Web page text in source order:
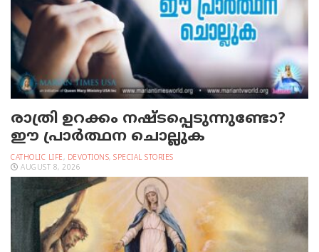
രാത്രി ഉറക്കം നഷ്ടപ്പെടുന്നുണ്ടോ?
ഈ പ്രാര്‍ത്ഥന ചൊല്ലുക
CATHOLIC LIFE, DEVOTIONS, SPECIAL STORIES
AUGUST 8, 2026